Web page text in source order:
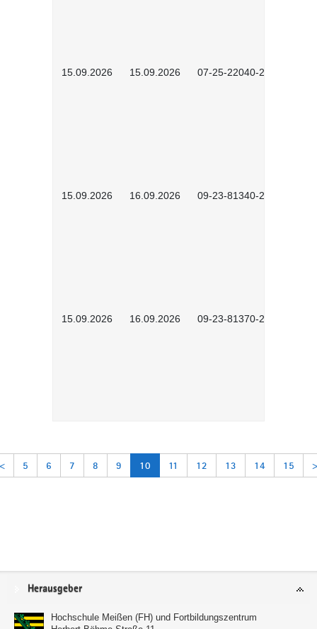
15.09.2026 15.09.2026 07-25-22040-2602
15.09.2026 16.09.2026 09-23-81340-2604
15.09.2026 16.09.2026 09-23-81370-2601
< 5 6 7 8 9 10 11 12 13 14 15 >
Service
Herausgeber
Hochschule Meißen (FH) und Fortbildungszentrum